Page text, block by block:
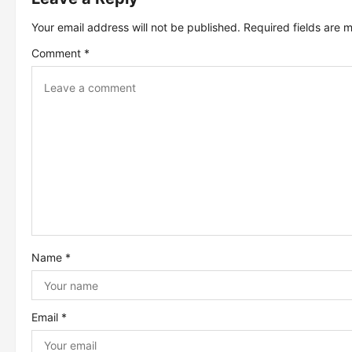
t
n
a
t
i
o
Your email address will not be published. Required fields are
Comment *
Name *
Email *